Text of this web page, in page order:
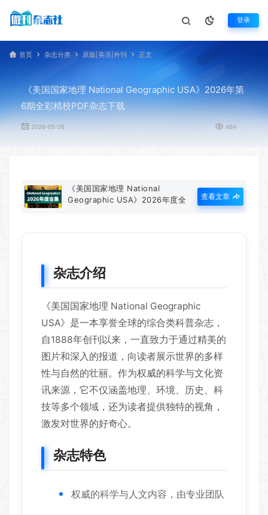
登录
首页 杂志分类 原版|英语|外刊 正文
《美国国家地理 National Geographic USA》2026年第
6期全彩精校PDF杂志下载
2026-05-26 464
《美国国家地理 National
Geographic USA》2026年度全
查看文章
杂志介绍
《美国国家地理 National Geographic
USA》是一本享誉全球的综合类科普杂志，
自1888年创刊以来，一直致力于通过精美的
图片和深入的报道，向读者展示世界的多样
性与自然的壮丽。作为权威的科学与文化资
讯来源，它不仅涵盖地理、环境、历史、科
技等多个领域，还为读者提供独特的视角，
激发对世界的好奇心。
杂志特色
权威的科学与人文内容，由专业团队